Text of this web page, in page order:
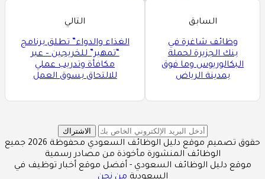
السابق
وظائف شاغرة في
بنك الجزيرة لحملة
البكالوريوس وما فوق
بمدينة الرياض
التالي
الغذاء والدواء” تطلق برنامج
“تمهير” للخريجين – عبر
مكافأة وتدريب عملي
للالتحاق بسوق العمل
الاشتراك
حقوق تصميم موقع دليل الوظائف السعودي محفوظة 2026 جميع
الوظائف المنشورة مأخوذة من مصادر رسمية
موقع دليل الوظائف السعودي - أفضل موقع أخبار توظيف في